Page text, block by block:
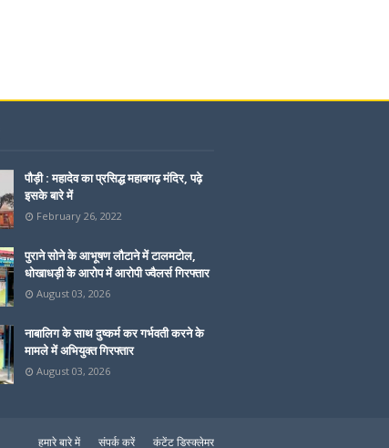
पौड़ी : महादेव का प्रसिद्ध महाबगढ़ मंदिर, पढ़े
इसके बारे में
February 26, 2022
पुराने सोने के आभूषण लौटाने में टालमटोल,
धोखाधड़ी के आरोप में आरोपी ज्वैलर्स गिरफ्तार
August 03, 2026
नाबालिग के साथ दुष्कर्म कर गर्भवती करने के
मामले में अभियुक्त गिरफ्तार
August 03, 2026
हमारे बारे में संपर्क करें कंटेंट डिस्क्लेमर